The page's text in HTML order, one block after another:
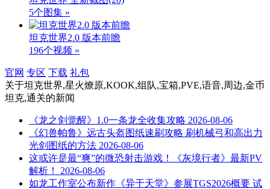
5个图集 »
坦克世界2.0 版本前瞻
196个视频 »
官网 专区 下载 礼包
关于坦克世界,星火燎原,KOOK,组队,宝箱,PVE,语音,周边,金币
坦克,通关的新闻
《龙之剑觉醒》1.0一条龙全收集攻略 2026-08-06
《幻兽帕鲁》远古头盔图纸速刷攻略 刷机械弓和高出力
光剑图纸的方法 2026-08-06
这或许是最“爽”的微恐射击游戏！《灰境行者》最新PV
解析！
2026-08-06
如龙工作室公布新作《异于天堂》参展TGS2026概要 试